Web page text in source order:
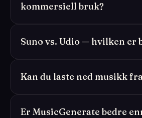
kommersiell bruk?
Suno vs. Udio — hvilken er
Kan du laste ned musikk
Er MusicGenerate bedre